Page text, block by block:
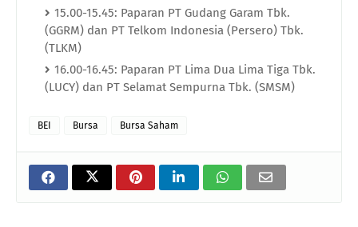
15.00-15.45: Paparan PT Gudang Garam Tbk.
(GGRM) dan PT Telkom Indonesia (Persero) Tbk.
(TLKM)
16.00-16.45: Paparan PT Lima Dua Lima Tiga Tbk.
(LUCY) dan PT Selamat Sempurna Tbk. (SMSM)
BEI Bursa Bursa Saham